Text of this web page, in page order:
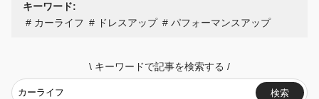
キーワード:
カーライフ
ドレスアップ パフォーマンスアップ
\ キーワードで記事を検索する /
検索